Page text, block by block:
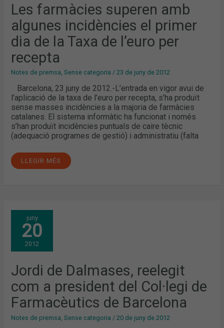
Les farmàcies superen amb
algunes incidències el primer
dia de la Taxa de l’euro per
recepta
Notes de premsa,Sense categoria /23 de juny de 2012
Barcelona, 23 juny de 2012.-L’entrada en vigor avui de
l’aplicació de la taxa de l’euro per recepta, s’ha produït
sense masses incidències a la majoria de farmàcies
catalanes. El sistema informàtic ha funcionat i només
s’han produït incidències puntuals de caire tècnic
(adequació programes de gestió) i administratiu (falta
DE
LA
TAXA
DE
L’EURO
PER
RECEPTA
LLEGIR MÉS
juny
20
2012
Jordi de Dalmases, reelegit
com a president del Col·legi de
Farmacèutics de Barcelona
Notes de premsa,Sense categoria /20 de juny de 2012
JORDI
DE
DALMASES,
REELEGIT
COM
A
PRESIDENT
COL·LEGI
DE
FARMACÈUTICS
DE
BARCELONA